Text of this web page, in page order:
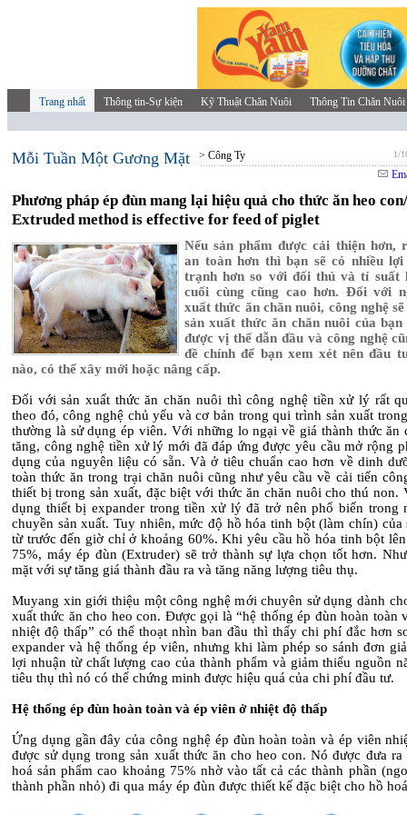
Trang nhất Thông tin-Sự kiện Kỹ Thuật Chăn Nuôi Thông Tin Chăn Nuôi
Mỗi Tuần Một Gương Mặt > Công Ty 1/
Phương pháp ép đùn mang lại hiệu quả cho thức ăn heo con/
Extruded method is effective for feed of piglet
Nếu sản phẩm được cải thiện hơn,
an toàn hơn thì bạn sẽ có nhiều lợi
trạnh hơn so với đối thủ và tỉ suất
cuối cùng cũng cao hơn. Đối với
xuất thức ăn chăn nuôi, công nghệ
sản xuất thức ăn chăn nuôi của
được vị thế dẫn đầu và công nghệ
đề chính để bạn xem xét nên đầu
nào, có thể xây mới hoặc nâng cấp.
Đối với sản xuất thức ăn chăn nuôi thì công nghệ tiền xử lý rất
theo đó, công nghệ chủ yếu và cơ bản trong qui trình sản xuất
thường là sử dụng ép viên. Với những lo ngại về giá thành thức ăn
tăng, công nghệ tiền xử lý mới đã đáp ứng được yêu cầu mở rộng
dụng của nguyên liệu có sẵn. Và ở tiêu chuẩn cao hơn về dinh
toàn thức ăn trong trại chăn nuôi cũng như yêu cầu về cải tiến
thiết bị trong sản xuất, đặc biệt với thức ăn chăn nuôi cho thú non.
dụng thiết bị expander trong tiền xử lý đã trở nên phổ biến trong
chuyền sản xuất. Tuy nhiên, mức độ hồ hóa tinh bột (làm chín) của
từ trước đến giờ chỉ ở khoảng 60%. Khi yêu cầu hồ hóa tinh bột
75%, máy ép đùn (Extruder) sẽ trở thành sự lựa chọn tốt hơn.
mặt với sự tăng giá thành đầu ra và tăng năng lượng tiêu thụ.
Muyang xin giới thiệu một công nghệ mới chuyên sử dụng dành
xuất thức ăn cho heo con. Được gọi là “hệ thống ép đùn hoàn toàn
nhiệt độ thấp” có thể thoạt nhìn ban đầu thì thấy chi phí đắc hơn
expander và hệ thống ép viên, nhưng khi làm phép so sánh đơn
lợi nhuận từ chất lượng cao của thành phẩm và giảm thiểu nguồn
tiêu thụ thì nó có thể chứng minh được hiệu quá của chi phí đầu tư.
Hệ thống ép đùn hoàn toàn và ép viên ở nhiệt độ thấp
Ứng dụng gần đây của công nghệ ép đùn hoàn toàn và ép viên
được sử dụng trong sản xuất thức ăn cho heo con. Nó được đưa ra
hoá sản phẩm cao khoảng 75% nhờ vào tất cả các thành phần
thành phần nhỏ) đi qua máy ép đùn được thiết kế đặc biệt cho hồ